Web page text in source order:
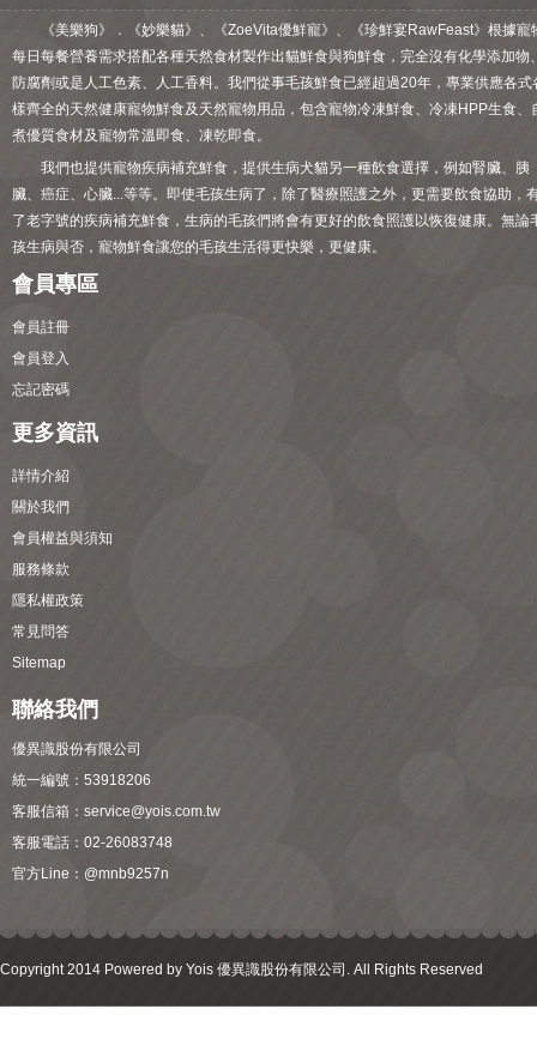
《美樂狗》．《妙樂貓》、《ZoeVita優鮮寵》、《珍鮮宴RawFeast》根據寵
每日每餐營養需求搭配各種天然食材製作出貓鮮食與狗鮮食，完全沒有化學添加物
防腐劑或是人工色素、人工香料。我們從事毛孩鮮食已經超過20年，專業供應各式
樣齊全的天然健康寵物鮮食及天然寵物用品，包含寵物冷凍鮮食、冷凍HPP生食、
煮優質食材及寵物常溫即食、凍乾即食。
我們也提供寵物疾病補充鮮食，提供生病犬貓另一種飲食選擇，例如腎臟、胰
臟、癌症、心臟...等等。即使毛孩生病了，除了醫療照護之外，更需要飲食協助，
了老字號的疾病補充鮮食，生病的毛孩們將會有更好的飲食照護以恢復健康。無論
孩生病與否，寵物鮮食讓您的毛孩生活得更快樂，更健康。
會員專區
會員註冊
會員登入
忘記密碼
更多資訊
詳情介紹
關於我們
會員權益與須知
服務條款
隱私權政策
常見問答
Sitemap
聯絡我們
優異識股份有限公司
統一編號：53918206
客服信箱： service@yois.com.tw
客服電話：02-26083748
官方Line： @mnb9257n
Copyright 2014 Powered by Yois 優異識股份有限公司. All Rights Reserved